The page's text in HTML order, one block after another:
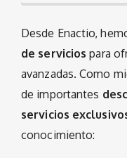
Desde Enactio,
de servicios para
avanzadas. Como
de importantes
servicios
conocimiento: